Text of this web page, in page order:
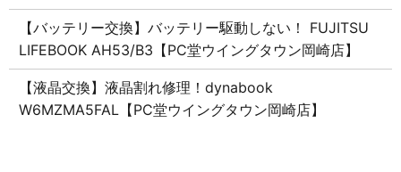
【バッテリー交換】バッテリー駆動しない！ FUJITSU
LIFEBOOK AH53/B3【PC堂ウイングタウン岡崎店】
【液晶交換】液晶割れ修理！dynabook
W6MZMA5FAL【PC堂ウイングタウン岡崎店】